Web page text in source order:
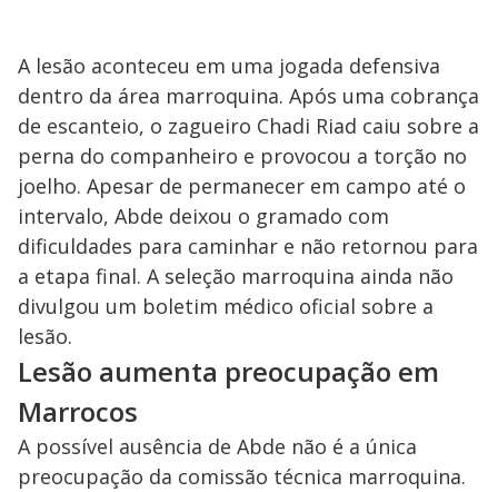
A lesão aconteceu em uma jogada defensiva
dentro da área marroquina. Após uma cobrança
de escanteio, o zagueiro Chadi Riad caiu sobre a
perna do companheiro e provocou a torção no
joelho. Apesar de permanecer em campo até o
intervalo, Abde deixou o gramado com
dificuldades para caminhar e não retornou para
a etapa final. A seleção marroquina ainda não
divulgou um boletim médico oficial sobre a
lesão.
Lesão aumenta preocupação em
Marrocos
A possível ausência de Abde não é a única
preocupação da comissão técnica marroquina.